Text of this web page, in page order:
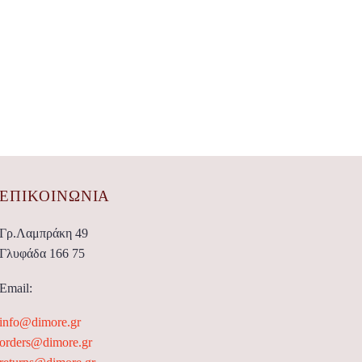
ΕΠΙΚΟΙΝΩΝΊΑ
Γρ.Λαμπράκη 49
Γλυφάδα 166 75
Email:
info@dimore.gr
orders@dimore.gr